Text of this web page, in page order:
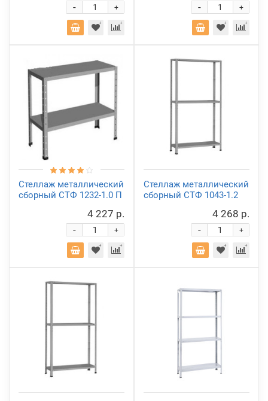
+
- +
-
Стеллаж металлический
сборный СТФ 1232-1.0 П
4 227 р.
+
-
Стеллаж металлический
сборный СТФ 1043-1.2
4 268 р.
+
-